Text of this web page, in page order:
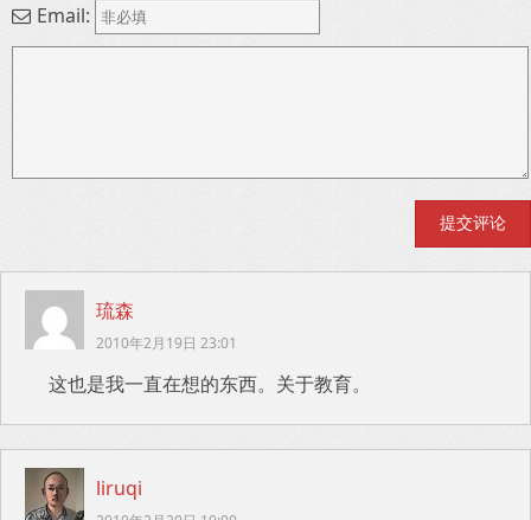
Email:
琉森
2010年2月19日 23:01
这也是我一直在想的东西。关于教育。
liruqi